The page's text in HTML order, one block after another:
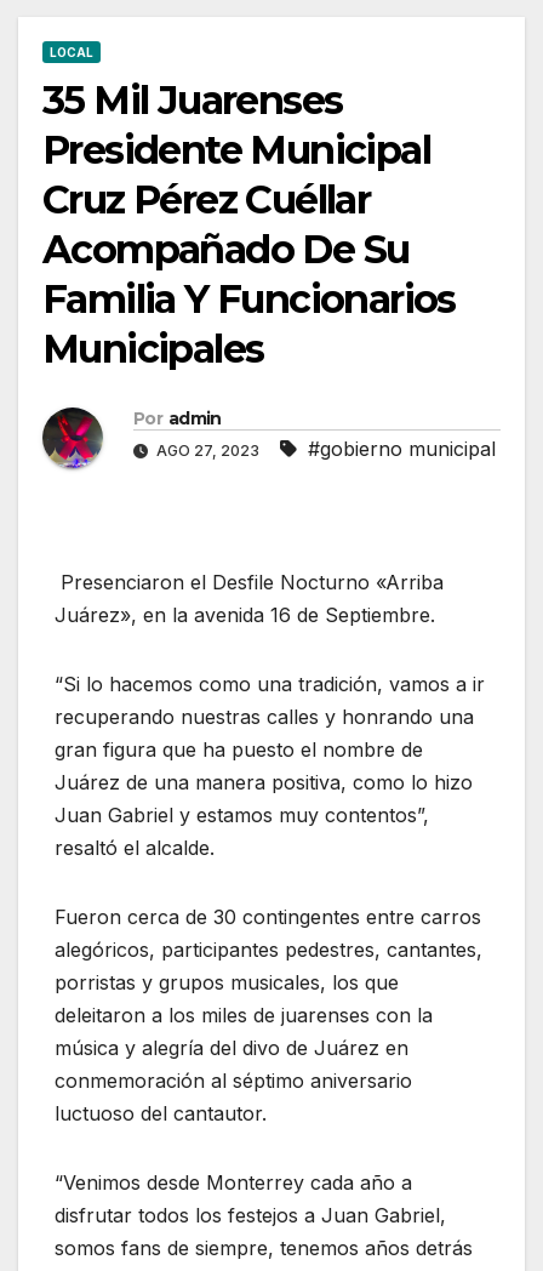
LOCAL
35 Mil Juarenses
Presidente Municipal
Cruz Pérez Cuéllar
Acompañado De Su
Familia Y Funcionarios
Municipales
Por admin
AGO 27, 2023 #gobierno municipal
Presenciaron el Desfile Nocturno «Arriba
Juárez», en la avenida 16 de Septiembre.
“Si lo hacemos como una tradición, vamos a ir
recuperando nuestras calles y honrando una
gran figura que ha puesto el nombre de
Juárez de una manera positiva, como lo hizo
Juan Gabriel y estamos muy contentos”,
resaltó el alcalde.
Fueron cerca de 30 contingentes entre carros
alegóricos, participantes pedestres, cantantes,
porristas y grupos musicales, los que
deleitaron a los miles de juarenses con la
música y alegría del divo de Juárez en
conmemoración al séptimo aniversario
luctuoso del cantautor.
“Venimos desde Monterrey cada año a
disfrutar todos los festejos a Juan Gabriel,
somos fans de siempre, tenemos años detrás